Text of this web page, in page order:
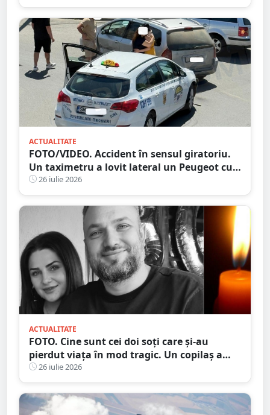
ACTUALITATE
FOTO/VIDEO. Accident în sensul giratoriu.
Un taximetru a lovit lateral un Peugeot cu
numere străine. Eternele parlamentări în
mijlocul intersecției
26 iulie 2026
ACTUALITATE
FOTO. Cine sunt cei doi soți care și-au
pierdut viața în mod tragic. Un copilaș a
rămas orfan. Au căzut de pe motocicletă, în
județul vecin
26 iulie 2026